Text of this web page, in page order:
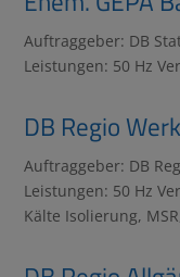
Auftraggeber: DB
Leistungen: 50 Hz
DB Regio
Auftraggeber: DB
Leistungen: 50 Hz
Kälte Isolierung,